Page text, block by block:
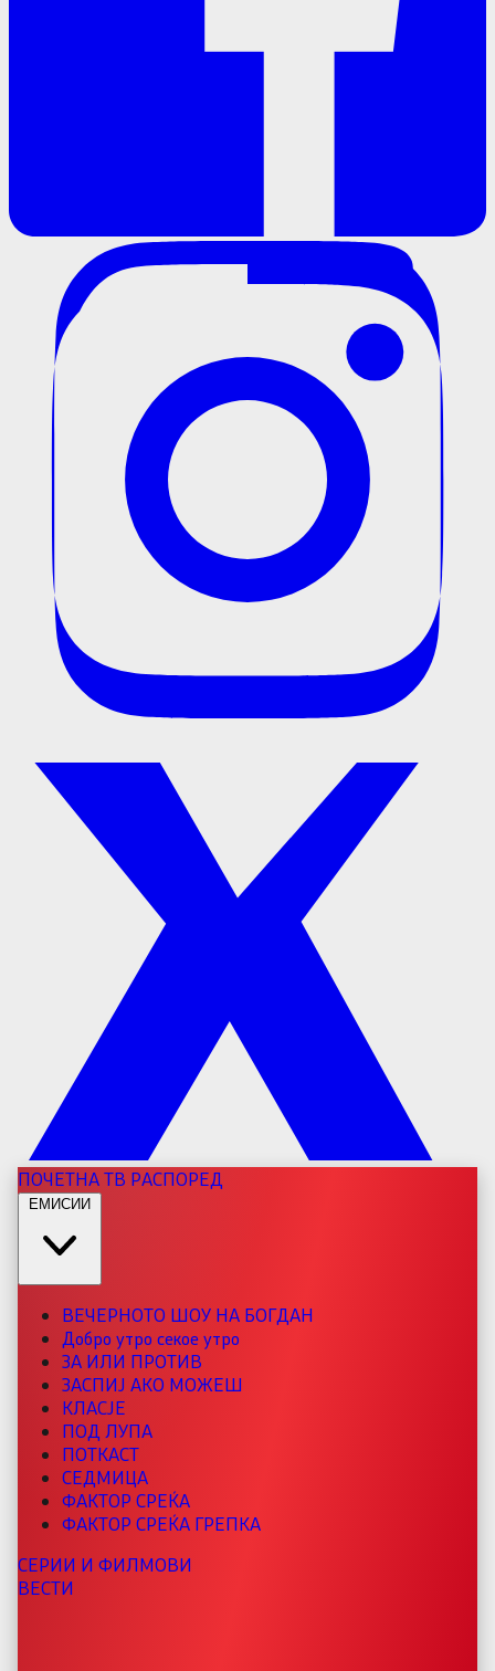
ПОЧЕТНАТВ РАСПОРЕД
ЕМИСИИ
ВЕЧЕРНОТО ШОУ НА БОГДАН
Добро утро секое утро
ЗА ИЛИ ПРОТИВ
ЗАСПИЈ АКО МОЖЕШ
КЛАСЈЕ
ПОД ЛУПА
ПОТКАСТ
СЕДМИЦА
ФАКТОР СРЕЌА
ФАКТОР СРЕЌА ГРЕПКА
СЕРИИ И ФИЛМОВИ
ВЕСТИ